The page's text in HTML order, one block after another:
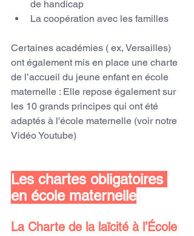
de handicap
La coopération avec les familles
Certaines académies ( ex, Versailles)
ont également mis en place une charte
de l’accueil du jeune enfant en école
maternelle : Elle repose également sur
les 10 grands principes qui ont été
adaptés à l'école maternelle (voir notre
Vidéo Youtube)
Les chartes obligatoires
en école maternelle
La Charte de la laïcité à l’École